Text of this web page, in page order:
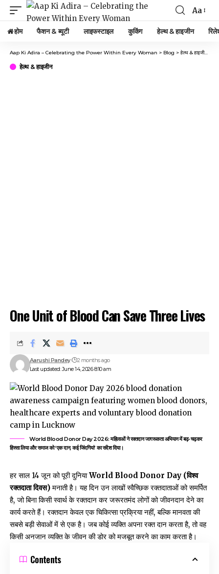
Font
Resizer
Aa
होम फैशन & ब्यूटी लाइफस्टाइल कुकिंग हेल्थ & हाइजीन
Aap Ki Adira – Celebrating the Power Within Every Woman > Blog > हेल्थ & हाइजीन >
हेल्थ & हाइजीन
One Unit of Blood Can Save Three Lives
Last updated: June 14, 2026 8:10 am
Aarushi Pandey 2 months ago
World Blood Donor Day 2026: महिलाओं ने रक्तदान जागरूकता अभियान में बढ़-चढ़कर
हिस्सा लिया और समाज को ‘एक दान, कई जिंदगियां’ का संदेश दिया।
हर साल 14 जून को पूरी दुनियाWorld Blood Donor Day (विश्व
रक्तदाता दिवस)मनाती है। यह दिन उन लाखों स्वैच्छिक रक्तदाताओं को समर्पित
है, जो बिना किसी स्वार्थ के रक्तदान कर जरूरतमंद लोगों को जीवनदान देने का
कार्य करते हैं। रक्तदान केवल एक चिकित्सा प्रक्रिया नहीं, बल्कि मानवता की
सबसे बड़ी सेवाओं में से एक है। जब कोई व्यक्ति अपना रक्त दान करता है, तो वह
किसी अनजान व्यक्ति के जीवन की डोर को मजबूत करने का काम करता है।
Contents